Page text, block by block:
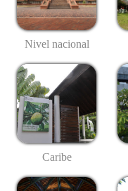
Nivel nacional
Caribe